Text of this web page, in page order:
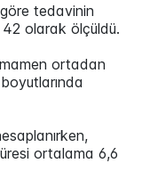
göre tedavinin
42 olarak ölçüldü.
ortadan
ortalama 6,6